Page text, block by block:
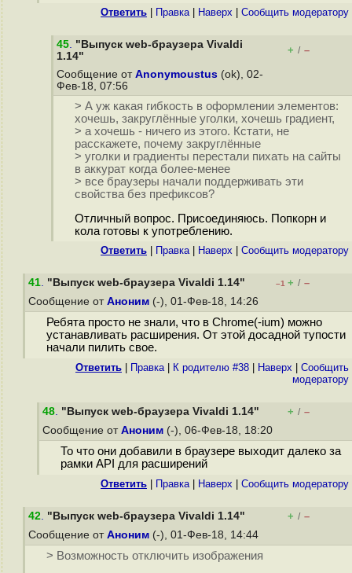
Ответить Правка| Наверх Cообщить модератору
45. "Выпуск web-браузера Vivaldi
1.14"
+ / –
Сообщение от Anonymoustus (ok), 02-
Фев-18, 07:56
> А уж какая гибкость в оформлении элементов:
хочешь, закруглённые уголки, хочешь градиент,
> а хочешь - ничего из этого. Кстати, не
расскажете, почему закруглённые
> уголки и градиенты перестали пихать на сайты
в аккурат когда более-менее
> все браузеры начали поддерживать эти
свойства без префиксов?
Отличный вопрос. Присоединяюсь. Попкорн и
кола готовы к употреблению.
Ответить Правка| Наверх Cообщить модератору
41. "Выпуск web-браузера Vivaldi 1.14" –1 + / –
Сообщение от Аноним (-), 01-Фев-18, 14:26
Ребята просто не знали, что в Chrome(-ium) можно
устанавливать расширения. От этой досадной тупости
начали пилить свое.
Ответить Правка| К родителю #38 Наверх
Cообщить
модератору
48. "Выпуск web-браузера Vivaldi 1.14" + / –
Сообщение от Аноним (-), 06-Фев-18, 18:20
То что они добавили в браузере выходит далеко за
рамки API для расширений
Ответить Правка| Наверх Cообщить модератору
42. "Выпуск web-браузера Vivaldi 1.14" + / –
Сообщение от Аноним (-), 01-Фев-18, 14:44
> Возможность отключить изображения